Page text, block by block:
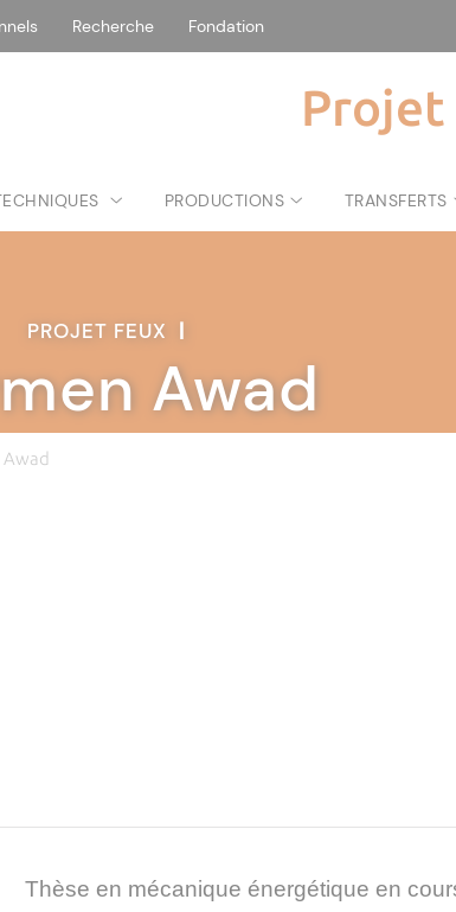
Recherche Fondation
Projet
PRODUCTIONS TRANSFERTS
PROJET FEUX |
Awad
Awad
Thèse en mécanique énergétique en